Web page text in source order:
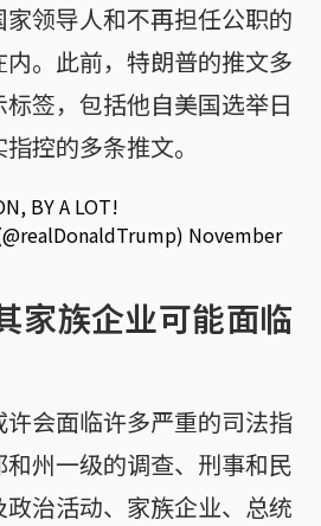
领导人和不再担任公职的
。此前，特朗普的推文多
签，包括他自美国选举日
控的多条推文。
BY A LOT!
November
家族企业可能面临
会面临许多严重的司法指
州一级的调查、刑事和民
治活动、家族企业、总统